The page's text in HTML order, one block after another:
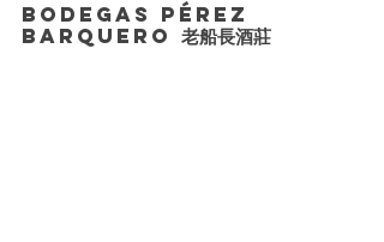
Bodegas Pérez
Barquero 老船長酒莊